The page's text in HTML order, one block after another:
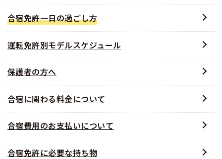
合宿免許一日の過ごし方
運転免許別モデルスケジュール
保護者の方へ
合宿に関わる料金について
合宿費用のお支払いについて
合宿免許に必要な持ち物